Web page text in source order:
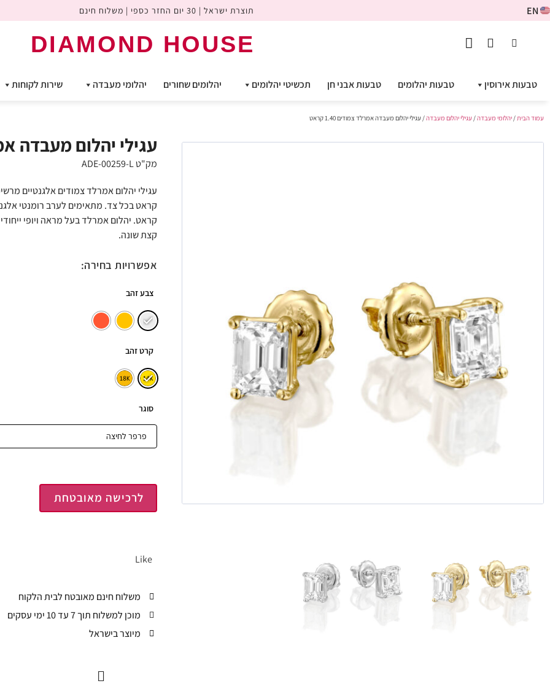
EN תוצרת ישראל | 30 יום החזר כספי | משלוח חינם
DIAMOND HOUSE
טבעות אירוסין טבעות יהלומים טבעות אבני חן תכשיטי יהלומים יהלומים שחורים יהלומי מעבדה שירות לקוחות
עמוד הבית/יהלומי מעבדה/עגילי יהלום מעבדה/ עגילי יהלום מעבדה אמרלד צמודים 1.40 קראט
עגילי יהלום מעבדה אמרלד
מק"ט ADE-00259-L
קראט. יהלום אמרלד בעל מראה ויופי
קצת שונה.
אפשרויות בחירה:
צבע זהב
קרט זהב
סוגר
לרכישה מאובטחת
Like
משלוח חינם מאובטח לבית הלקוח
מוכן למשלוח תוך 7 עד 10 ימי עסקים
מיוצר בישראל